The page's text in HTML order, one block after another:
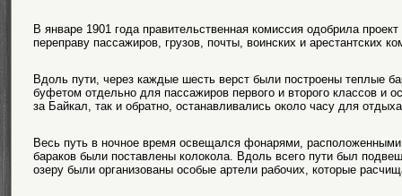
В январе 1901 года правительственная комиссия одобрила
переправу пассажиров, грузов, почты, воинских и арестантских
Вдоль пути, через каждые шесть верст были построены теплые
буфетом отдельно для пассажиров первого и второго классов и
за Байкал, так и обратно, останавливались около часу для
Весь путь в ночное время освещался фонарями,
бараков были поставлены колокола. Вдоль всего пути был
озеру были организованы особые артели рабочих, которые